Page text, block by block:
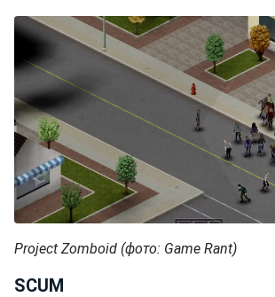
Project Zomboid (фото: Game Rant)
SCUM